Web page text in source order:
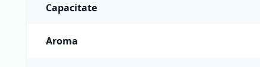
Capacitate
Aroma